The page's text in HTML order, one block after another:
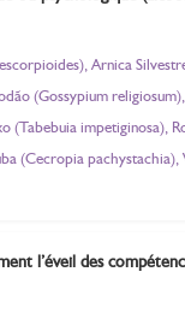
Arnica
(Gossypium
(Tabebuia impetiginosa),
(Cecropia
l’éveil des